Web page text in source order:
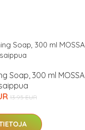
Soap, 300 ml MOSSA
13.95 EUR